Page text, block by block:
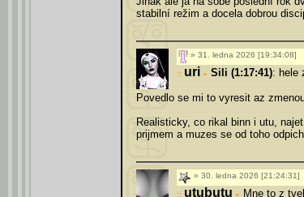
stabilní režim a docela dobrou
31. ledna 2026 [19:34:08]
uri » Sili (1:17:41): hele
Povedlo se mi to vyresit az
Realisticky, co rikal binn i utu,
prijmem a muzes se od toho
30. ledna 2026 [21:24:31]
utubutu » Mne to z